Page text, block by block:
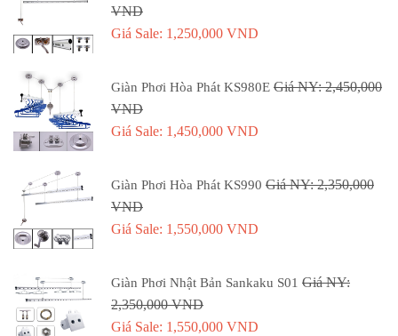
VND
Giá Sale: 1,250,000 VND
Giàn Phơi Hòa Phát KS980E Giá NY: 2,450,000
VND
Giá Sale: 1,450,000 VND
Giàn Phơi Hòa Phát KS990 Giá NY: 2,350,000
VND
Giá Sale: 1,550,000 VND
Giàn Phơi Nhật Bản Sankaku S01 Giá NY:
2,350,000 VND
Giá Sale: 1,550,000 VND